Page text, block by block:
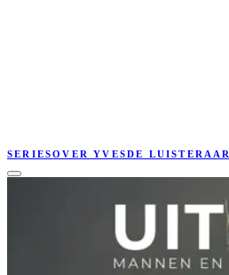
SERIESOVER YVESDE LUISTERAAR